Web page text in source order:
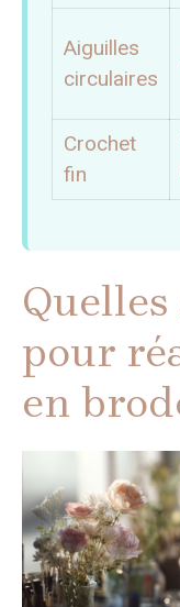
Aiguilles
circulaires
Crochet
fin
Quelles
pour
en